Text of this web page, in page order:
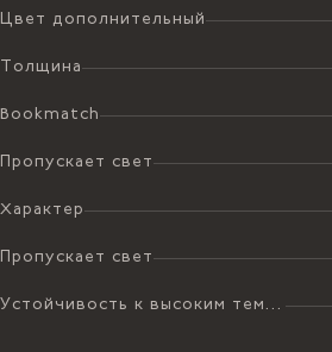
Цвет дополнительный
Толщина
Bookmatch
Пропускает свет
Характер
Пропускает свет
Устойчивость к высоким температурам